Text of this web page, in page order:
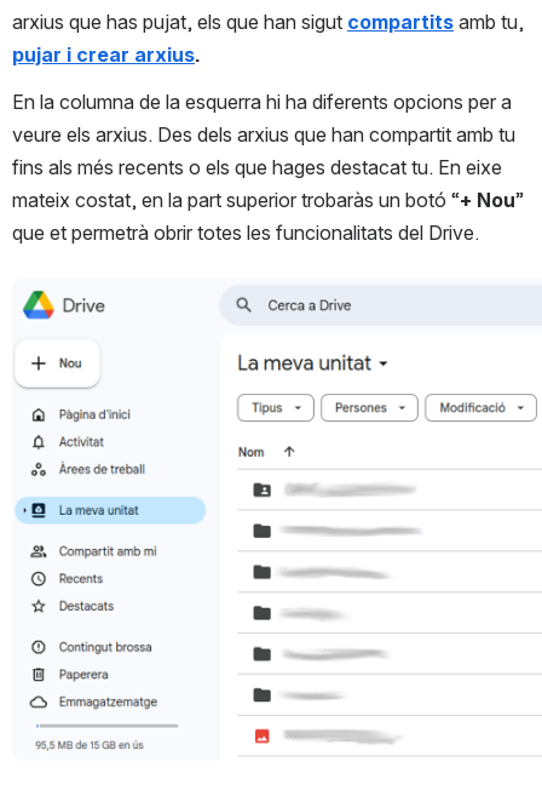
arxius que has pujat, els que han sigut compartits
pujar i crear arxius.
En la columna de la esquerra hi ha diferents opcions per a
veure els arxius. Des dels arxius que han compartit amb tu
fins als més recents o els que hages destacat tu. En eixe
mateix costat, en la part superior trobaràs un botó “+ Nou”
que et permetrà obrir totes les funcionalitats del Drive.
Open